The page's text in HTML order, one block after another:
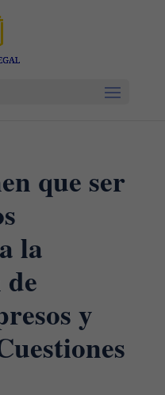
que ser
la
y